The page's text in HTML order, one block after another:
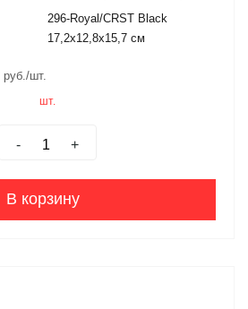
296-Royal/CRST Black
17,2x12,8x15,7 см
руб./шт.
шт.
- +
В корзину